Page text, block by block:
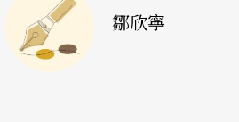
，是一場終身徒刑，或是一條
鄒欣寧